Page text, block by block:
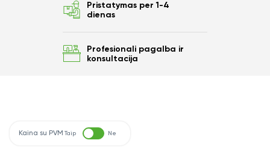
Pristatymas per 1-4
dienas
Profesionali pagalba ir
konsultacija
Kaina su PVM Taip Ne